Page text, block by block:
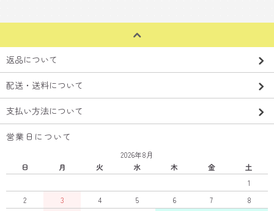
返品について
配送・送料について
支払い方法について
営業日について
2026年8月
日
月 火 水 木 金
土
1
2
3 4 5 6 7
8